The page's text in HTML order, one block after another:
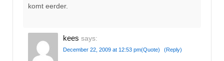
komt eerder.
kees says:
December 22, 2009 at 12:53 pm(Quote) (Reply)